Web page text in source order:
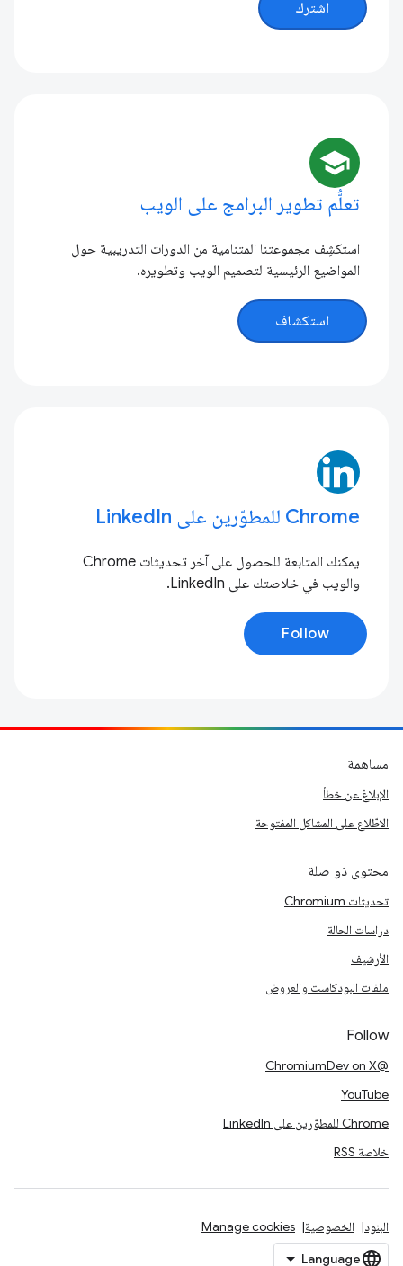
اشترك
school
تعلُّم تطوير البرامج على الويب
استكشِف مجموعتنا المتنامية من الدورات التدريبية حول
المواضيع الرئيسية لتصميم الويب وتطويره.
استكشاف
Chrome للمطوّرين على LinkedIn
يمكنك المتابعة للحصول على آخر تحديثات Chrome
والويب في خلاصتك على LinkedIn.
Follow
مساهمة
الإبلاغ عن خطأ
الاطّلاع على المشاكل المفتوحة
محتوى ذو صلة
تحديثات Chromium
دراسات الحالة
الأرشيف
ملفات البودكاست والعروض
Follow
@ChromiumDev on X
YouTube
Chrome للمطوّرين على LinkedIn
خلاصة RSS
البنود الخصوصية Manage cookies